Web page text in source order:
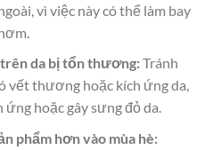
vì việc này có thể làm bay
da bị tổn thương:Tránh
vết thương hoặc kích ứng da,
hoặc gây sưng đỏ da.
phẩm hơn vào mùa hè: